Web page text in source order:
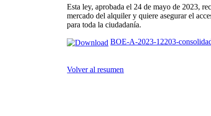
Esta ley, aprobada el 24 de mayo de 2023,
mercado del alquiler y quiere asegurar el
para toda la ciudadanía.
BOE-A-2023-12203-
Volver al resumen